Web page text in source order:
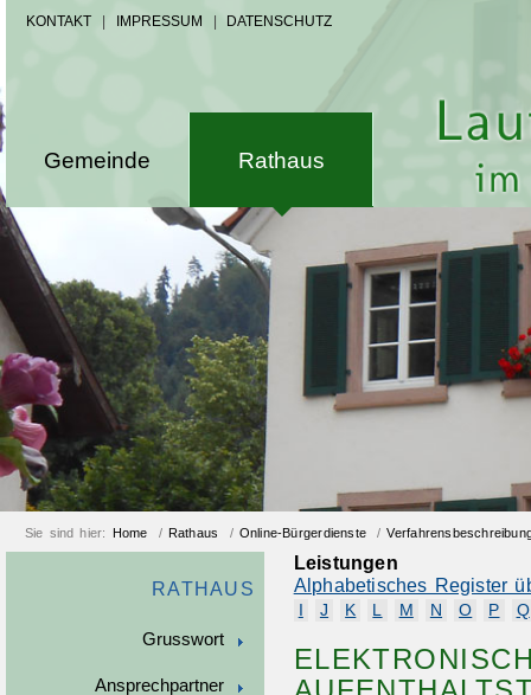
KONTAKT IMPRESSUM DATENSCHUTZ
Gemeinde Rathaus
Sie sind hier: Home / Rathaus / Online-Bürgerdienste /
RATHAUS
Grusswort
Ansprechpartner
Leistungen
Alphabetisches Register
J K L M N O P Q